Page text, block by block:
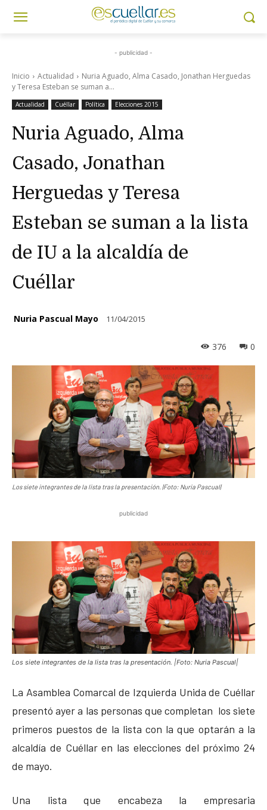
- publicidad -
Inicio Actualidad
Nuria Aguado, Alma Casado, Jonathan Herguedas
y Teresa Esteban se suman a...
Actualidad Cuéllar Política Elecciones 2015
Nuria Aguado, Alma
Casado, Jonathan
Herguedas y Teresa
Esteban se suman a la lista
de IU a la alcaldía de
Cuéllar
Nuria Pascual Mayo 11/04/2015
0
376
Los siete integrantes de la lista tras la presentación. |Foto: Nuria Pascual|
publicidad
Los siete integrantes de la lista tras la presentación. |Foto: Nuria Pascual|
La Asamblea Comarcal de Izquierda Unida de Cuéllar
presentó ayer a las personas que completan los siete
primeros puestos de la lista con la que optarán a la
alcaldía de Cuéllar en las elecciones del próximo 24
de mayo.
Una lista que encabeza la empresaria